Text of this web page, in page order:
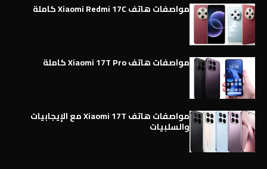
مواصفات هاتف Xiaomi Redmi 17C كاملة
مواصفات هاتف Xiaomi 17T Pro كاملة
مواصفات هاتف Xiaomi 17T مع الإيجابيات
والسلبيات